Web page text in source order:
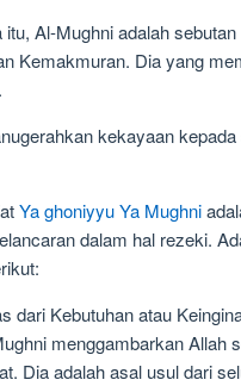
itu, Al-Mughni adalah
Kemakmuran. Dia yang
kekayaan
Ya ghoniyyu Ya Mughni
dalam hal rezeki.
dari Kebutuhan atau
menggambarkan Allah
Dia adalah asal usul dari